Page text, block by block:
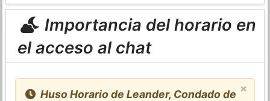
Importancia del horario en
el acceso al chat
×
Huso Horario de Leander, Condado de